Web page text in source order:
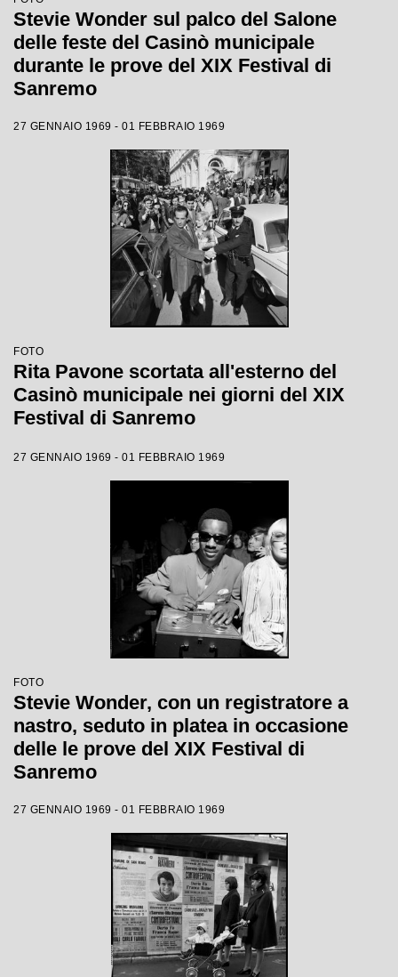
Stevie Wonder sul palco del Salone
delle feste del Casinò municipale
durante le prove del XIX Festival di
Sanremo
27 GENNAIO 1969 - 01 FEBBRAIO 1969
FOTO
Rita Pavone scortata all'esterno del
Casinò municipale nei giorni del XIX
Festival di Sanremo
27 GENNAIO 1969 - 01 FEBBRAIO 1969
FOTO
Stevie Wonder, con un registratore a
nastro, seduto in platea in occasione
delle le prove del XIX Festival di
Sanremo
27 GENNAIO 1969 - 01 FEBBRAIO 1969